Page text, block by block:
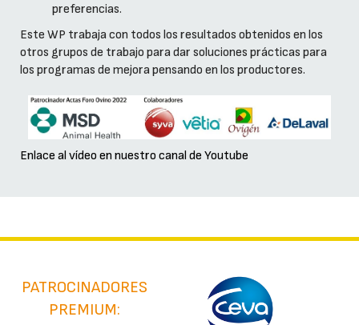
preferencias.
Este WP trabaja con todos los resultados obtenidos en los
otros grupos de trabajo para dar soluciones prácticas para
los programas de mejora pensando en los productores.
Enlace al vídeo en nuestro canal de Youtube
PATROCINADORES
PREMIUM: